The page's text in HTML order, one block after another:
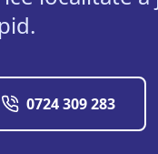
0724 309 283